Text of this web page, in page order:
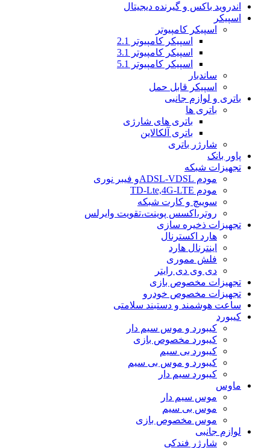
اندروید باکس و گیرنده دیجیتال
اسپیکر
اسپیکر کامپیوتر
اسپیکر کامپیوتر 2.1
اسپیکر کامپیوتر 3.1
اسپیکر کامپیوتر 5.1
ساندبار
اسپیکر قابل حمل
باتری و لوازم جانبی
باتری ها
باتری های شارژی
باتری آلکالاین
شارژر باتری
پاور بانک
تجهیزات شبکه
مودم ADSL-VDSLو فیبر نوری
مودم TD-Lte,4G-LTE
سوییچ و کارت شبکه
روتر،اکسس پوینت،تقویت وایرلس
تجهیزات ذخیره سازی
هارد اکسترنال
اینترنال هارد
فلش مموری
دی وی دی رایتر
تجهیزات مخصوص بازی
تجهیزات مخصوص خودرو
ساعت هوشمند و دستبند سلامتی
کیبورد
کیبورد و موس سیم دار
کیبورد مخصوص بازی
کیبورد بی سیم
کیبورد و موس بی سیم
کیبورد سیم دار
ماوس
موس سیم دار
موس بی سیم
موس مخصوص بازی
لوازم جانبی
شارژر فندکی